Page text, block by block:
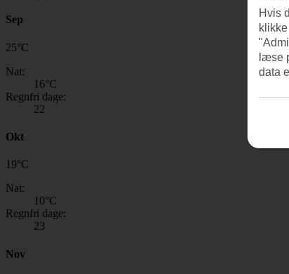
Sep
25°C
Nat:
16°C
Regnfri dage:
22
Okt
19°C
Nat:
10°C
Regnfri dage:
23
Nov
Hvis
læse
data